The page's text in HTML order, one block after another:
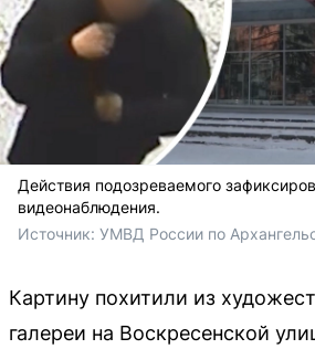
Действия подозреваемого
видеонаблюдения.
Источник: УМВД России по
Картину похитили из
галереи на Воскресенской